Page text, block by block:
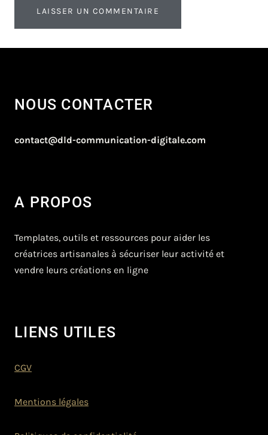
NOUS CONTACTER
contact@dld-communication-digitale.com
A PROPOS
Templates, outils et ressources pour aider les
créatrices artisanales à sécuriser leur activité et
vendre leurs créations en ligne
LIENS UTILES
CGV
Mentions légales